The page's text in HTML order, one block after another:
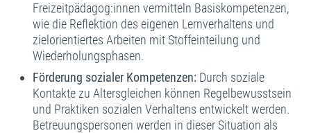
Freizeitpädagog:innen vermitteln Basiskompetenzen,
wie die Reflektion des eigenen Lernverhaltens und
zielorientiertes Arbeiten mit Stoffeinteilung und
Wiederholungsphasen.
Förderung sozialer Kompetenzen: Durch soziale
Kontakte zu Altersgleichen können Regelbewusstsein
und Praktiken sozialen Verhaltens entwickelt werden.
Betreuungspersonen werden in dieser Situation als